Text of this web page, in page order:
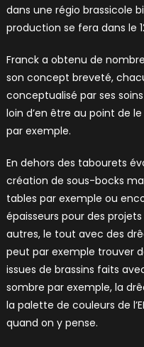
dans une régio brassicole
production se fera dans le
Franck a obtenu de
son concept breveté,
conceptualisé par ses
loin d’en être au point de
par exemple.
En dehors des tabourets
création de sous-bocks
tables par exemple ou
épaisseurs pour des
autres, le tout avec des
peut par exemple trouver
issues de brassins faits
sombre par exemple, la
la palette de couleurs de
quand on y pense.